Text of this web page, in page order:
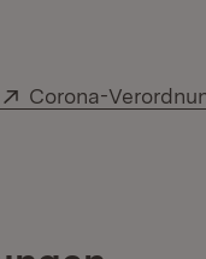
Extern:
Corona-